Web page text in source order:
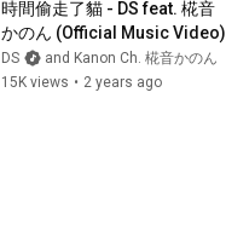
時間偷走了貓 - DS feat. 椛音
かのん (Official Music Video)
DS
and Kanon Ch. 椛音かのん
15K views • 2 years ago